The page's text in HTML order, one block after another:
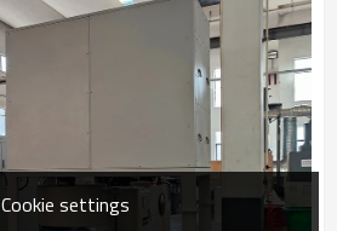
Cookie settings